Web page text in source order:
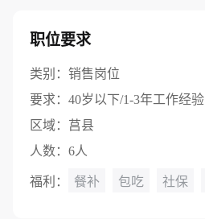
职位要求
类别： 销售岗位
要求： 40岁以下/1-3年工作经验
区域： 莒县
人数： 6人
福利： 餐补 包吃 社保